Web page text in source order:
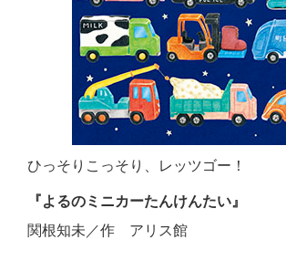
ひっそりこっそり、レッツゴー！
『よるのミニカーたんけんたい』
関根知未／作 アリス館